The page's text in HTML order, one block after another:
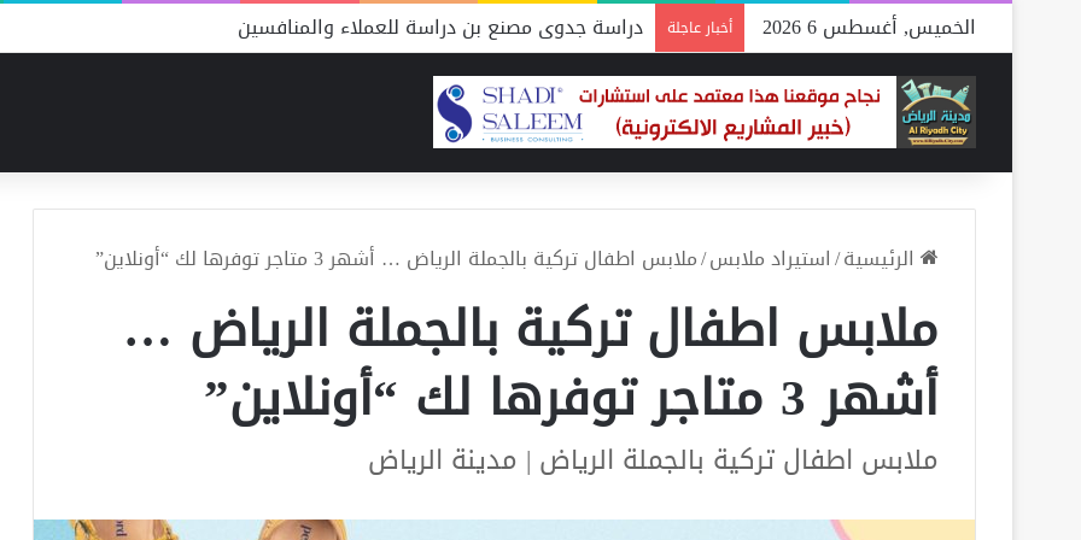
الخميس, أغسطس 6 2026 أخبار عاجلة دراسة جدوى مصنع بن دراسة للعملاء والمنافسين
الرئيسية/استيراد ملابس/ملابس اطفال تركية بالجملة الرياض … أشهر 3 متاجر توفرها لك “أونلاين”
ملابس اطفال تركية بالجملة الرياض …
أشهر 3 متاجر توفرها لك “أونلاين”
ملابس اطفال تركية بالجملة الرياض | مدينة الرياض